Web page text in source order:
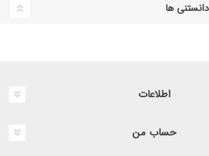
ها
اطلاعات
حساب من